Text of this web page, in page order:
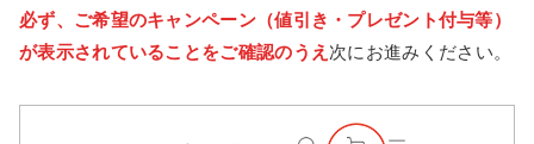
必ず、ご希望のキャンペーン（値引き・プレゼント付与等）
が表示されていることをご確認のうえ 次にお進みください。